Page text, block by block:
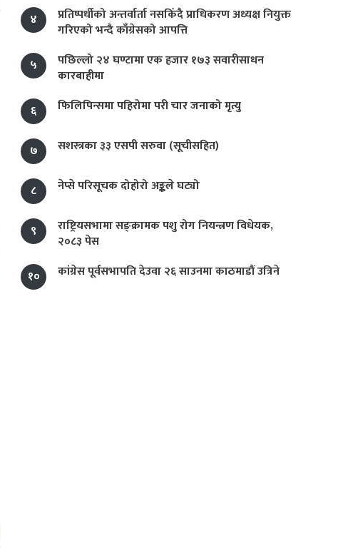
४
प्रतिष्पर्धीको अन्तर्वार्ता नसकिँदै प्राधिकरण अध्यक्ष नियुक्त
गरिएको भन्दै काँग्रेसको आपत्ति
५
पछिल्लो २४ घण्टामा एक हजार १७३ सवारीसाधन
कारबाहीमा
६
फिलिपिन्समा पहिरोमा परी चार जनाको मृत्यु
७ सशस्त्रका ३३ एसपी सरुवा (सूचीसहित)
८ नेप्से परिसूचक दोहोरो अङ्कले घट्यो
९
राष्ट्रियसभामा सङ्क्रामक पशु रोग नियन्त्रण विधेयक,
२०८३ पेस
१०
कांग्रेस पूर्वसभापति देउवा २६ साउनमा काठमाडौं उत्रिने